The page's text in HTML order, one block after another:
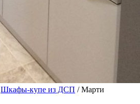
Шкафы-купе из ДСП / Марти